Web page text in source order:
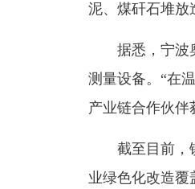
泥、煤矸石堆放
据悉，宁波奥
测量设备。“在
产业链合作伙伴
截至目前，镇
业绿色化改造覆